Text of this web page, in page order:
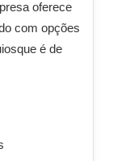
oferece
com opções
é de